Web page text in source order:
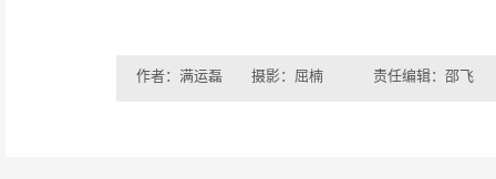
作者：满运磊 摄影：屈楠 责任编辑：邵飞